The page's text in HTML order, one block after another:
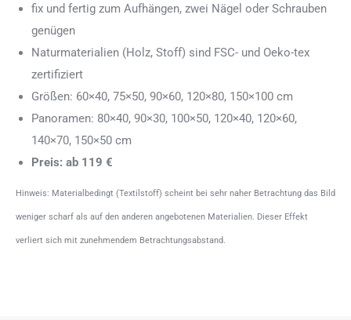
fix und fertig zum Aufhängen, zwei Nägel oder Schrauben
genügen
Naturmaterialien (Holz, Stoff) sind FSC- und Oeko-tex
zertifiziert
Größen: 60×40, 75×50, 90×60, 120×80, 150×100 cm
Panoramen: 80×40, 90×30, 100×50, 120×40, 120×60,
140×70, 150×50 cm
Preis: ab 119 €
Hinweis: Materialbedingt (Textilstoff) scheint bei sehr naher Betrachtung das Bild
weniger scharf als auf den anderen angebotenen Materialien. Dieser Effekt
verliert sich mit zunehmendem Betrachtungsabstand.